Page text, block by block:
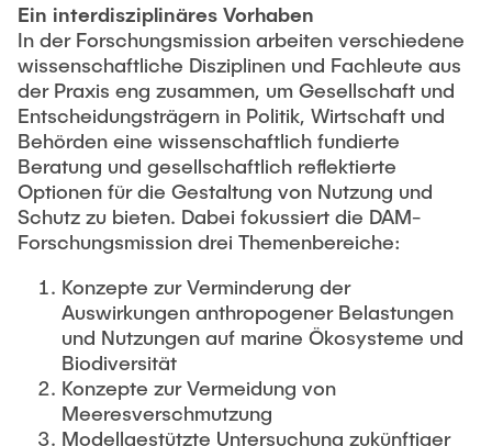
Ein interdisziplinäres Vorhaben
In der Forschungsmission arbeiten verschiedene
wissenschaftliche Disziplinen und Fachleute aus
der Praxis eng zusammen, um Gesellschaft und
Entscheidungsträgern in Politik, Wirtschaft und
Behörden eine wissenschaftlich fundierte
Beratung und gesellschaftlich reflektierte
Optionen für die Gestaltung von Nutzung und
Schutz zu bieten. Dabei fokussiert die DAM-
Forschungsmission drei Themenbereiche:
Konzepte zur Verminderung der
Auswirkungen anthropogener Belastungen
und Nutzungen auf marine Ökosysteme und
Biodiversität
Konzepte zur Vermeidung von
Meeresverschmutzung
Modellgestützte Untersuchung zukünftiger